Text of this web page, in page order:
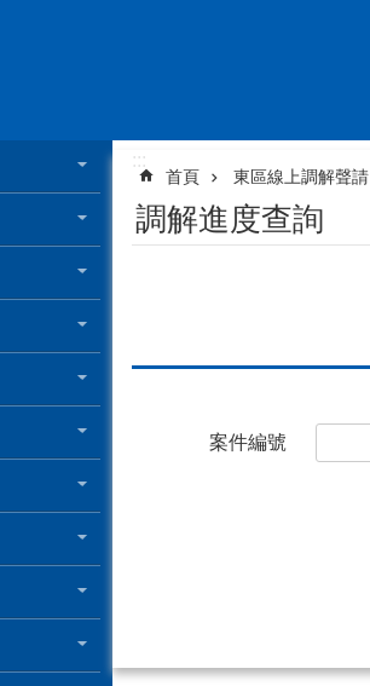
:::
首頁 東區線上調解聲請
調解進度查詢
案件編號